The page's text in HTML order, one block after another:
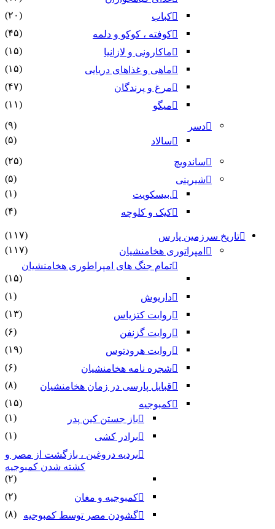
کباب
(۲۰)
کوفته ، کوکو و دلمه
(۴۵)
ماکارونی و لازانیا
(۱۵)
ماهی و غذاهای دریایی
(۱۵)
مرغ و پرندگان
(۴۷)
میگو
(۱۱)
دسر
(۹)
سالاد
(۵)
ساندویچ
(۲۵)
شیرینی
(۵)
.بیسکویت
(۱)
کیک و کلوچه
(۴)
تاریخ سرزمین پارس
(۱۱۷)
امپراتوری هخامنشیان
(۱۱۷)
تمام جنگ های امپراطوری هخامنشیان
(۱۵)
داریوش
(۱)
روایت کتزیاس
(۱۳)
روایت گزنفن
(۶)
روایت هرودتوس
(۱۹)
شجره نامه هخامنشیان
(۶)
قبایل پارسی در زمان هخامنشیان
(۸)
کمبوجیه
(۱۵)
باز جستن کین پدر
(۱)
برادر کشی
(۱)
بردیه دروغین ، بازگشت از مصر و
کشته شدن کمبوجیه
(۲)
کمبوجیه و مغان
(۲)
گشودن مصر توسط کمبوجیه
(۸)